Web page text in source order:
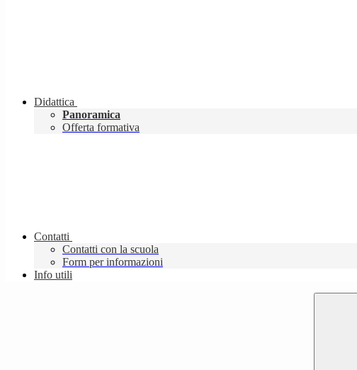
Didattica
Panoramica
Offerta formativa
Contatti
Contatti con la scuola
Form per informazioni
Info utili